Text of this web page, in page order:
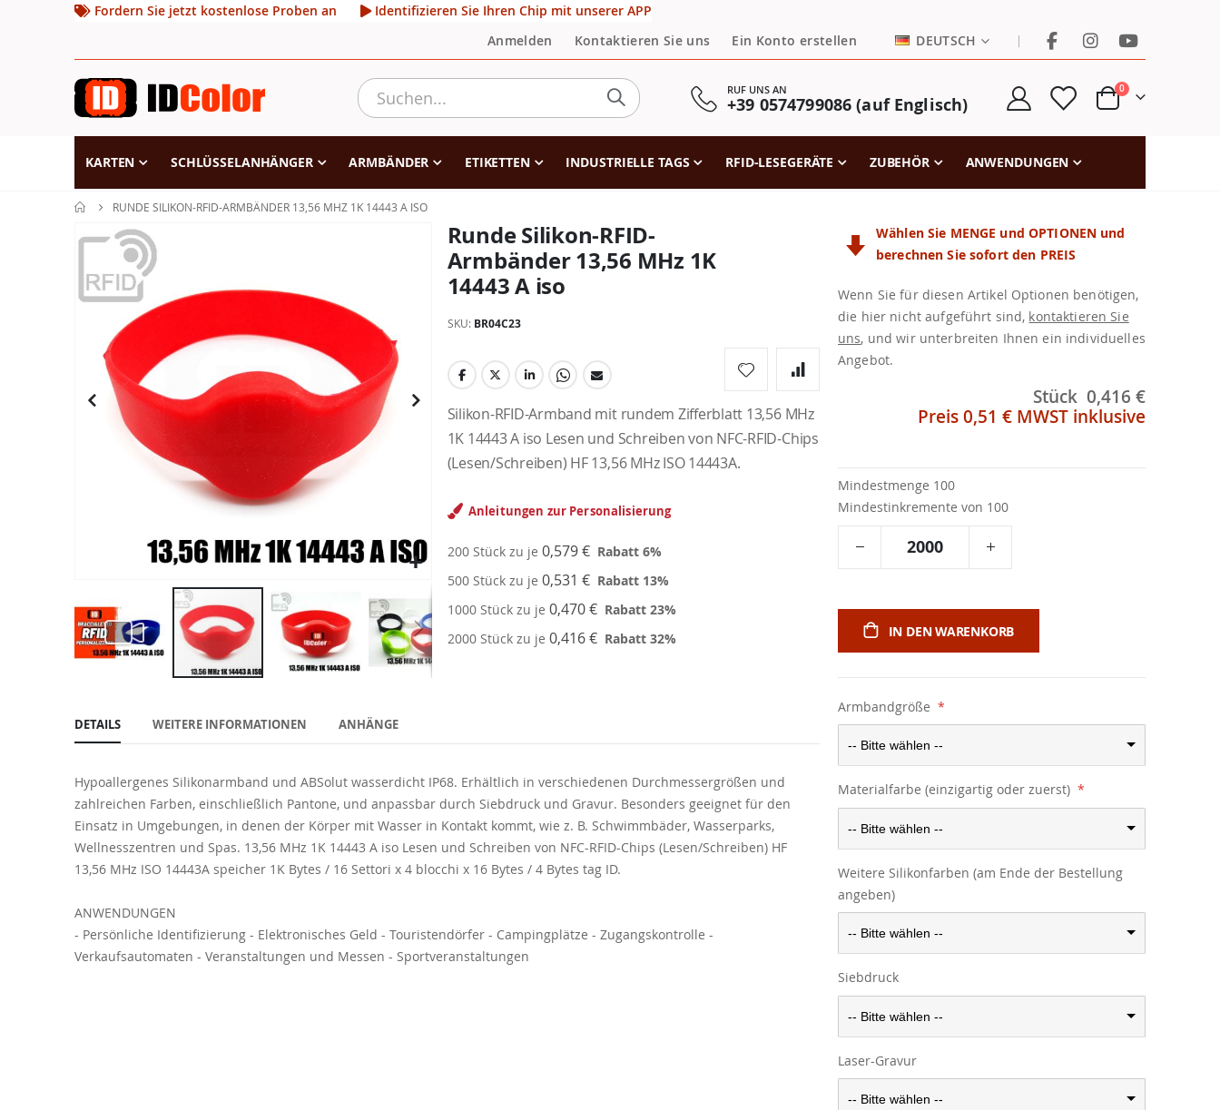
Fordern Sie jetzt kostenlose Proben an
Identifizieren Sie Ihren Chip mit unserer APP
Anmelden
Kontaktieren Sie uns Ein Konto erstellen SPRACHE
DEUTSCH |
RUF UNS AN
+39 0574799086 (auf Englisch) Cart
0Artikel
KARTEN SCHLÜSSELANHÄNGER ARMBÄNDER ETIKETTEN INDUSTRIELLE TAGS RFID-LESEGERÄTE ZUBEHÖR ANWENDUNGEN
RUNDE SILIKON-RFID-ARMBÄNDER 13,56 MHZ 1K 14443 A ISO
der
Bildgalerie
der
springen
Runde Silikon-RFID-
Armbänder 13,56 MHz 1K
14443 A iso
SKU BR04C23
Silikon-RFID-Armband mit rundem Zifferblatt 13,56 MHz
1K 14443 A iso Lesen und Schreiben von NFC-RFID-Chips
(Lesen/Schreiben) HF 13,56 MHz ISO 14443A.
Anleitungen zur Personalisierung
200 Stück zu je 0,579 € Rabatt6%
500 Stück zu je 0,531 € Rabatt13%
1000 Stück zu je 0,470 € Rabatt23%
2000 Stück zu je 0,416 € Rabatt32%
DETAILS
Hypoallergenes Silikonarmband und ABSolut wasserdicht IP68. Erhältlich in verschiedenen Durchmessergrößen und
zahlreichen Farben, einschließlich Pantone, und anpassbar durch Siebdruck und Gravur. Besonders geeignet für den
Einsatz in Umgebungen, in denen der Körper mit Wasser in Kontakt kommt, wie z. B. Schwimmbäder, Wasserparks,
Wellnesszentren und Spas. 13,56 MHz 1K 14443 A iso Lesen und Schreiben von NFC-RFID-Chips (Lesen/Schreiben) HF
13,56 MHz ISO 14443A speicher 1K Bytes / 16 Settori x 4 blocchi x 16 Bytes / 4 Bytes tag ID.
ANWENDUNGEN
- Persönliche Identifizierung - Elektronisches Geld - Touristendörfer - Campingplätze - Zugangskontrolle -
Verkaufsautomaten - Veranstaltungen und Messen - Sportveranstaltungen
WEITERE INFORMATIONEN ANHÄNGE
Wählen Sie MENGE und OPTIONEN und
berechnen Sie sofort den PREIS
Wenn Sie für diesen Artikel Optionen benötigen,
die hier nicht aufgeführt sind, kontaktieren Sie
uns, und wir unterbreiten Ihnen ein individuelles
Angebot.
Stück 0,416 €
Preis0,51 € MWST inklusive
Mindestmenge 100
Mindestinkremente von 100
IN DEN WARENKORB
Armbandgröße
-- Bitte wählen --
Materialfarbe (einzigartig oder zuerst)
-- Bitte wählen --
Weitere Silikonfarben (am Ende der Bestellung
angeben)
-- Bitte wählen --
Siebdruck
-- Bitte wählen --
Laser-Gravur
-- Bitte wählen --